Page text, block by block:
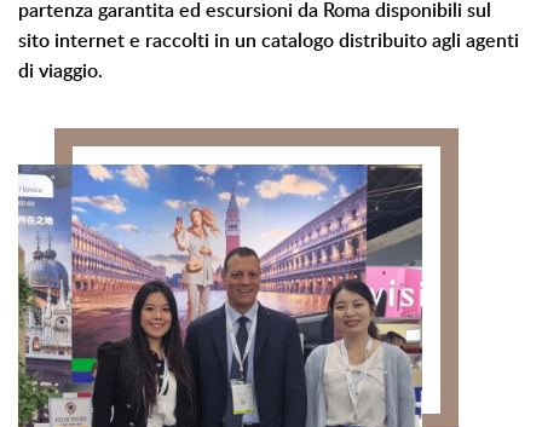
partenza garantita ed escursioni da Roma disponibili sul
sito internet e raccolti in un catalogo distribuito agli agenti
di viaggio.